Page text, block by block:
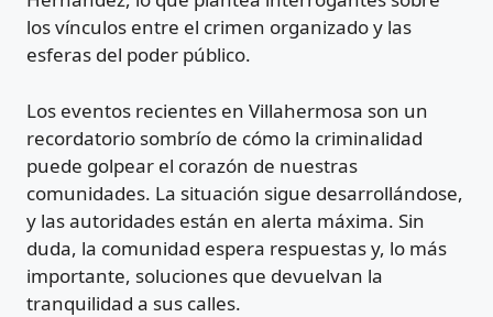
los vínculos entre el crimen organizado y las
esferas del poder público.
Los eventos recientes en Villahermosa son un
recordatorio sombrío de cómo la criminalidad
puede golpear el corazón de nuestras
comunidades. La situación sigue desarrollándose,
y las autoridades están en alerta máxima. Sin
duda, la comunidad espera respuestas y, lo más
importante, soluciones que devuelvan la
tranquilidad a sus calles.